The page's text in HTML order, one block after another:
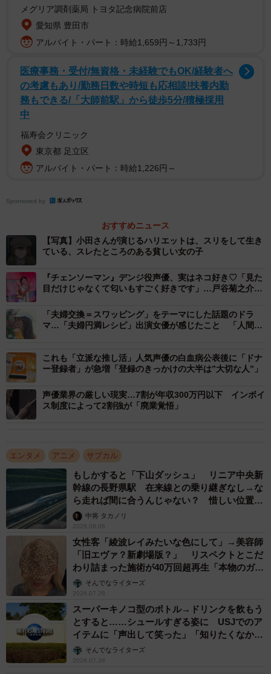
ーー本作は、『デスノート』から『チェンソーマン』まで
多くのヒット作を生んできた”人間”と”悪魔”がコンビを組
小田 たしかに、キャラクターどうしの関係性は共通する
ところがあります。『ノケモノたちの夜』でも、全体のテ
キーワードのひとつです。
時代も、視聴者さんも「関係の深まり」を求めているのか
人間と悪魔。対価を支払う契約相手でもあり、相棒でもあ
るという。それぞれの事情で「ノケモノ」になっている同
士が、孤独を持ちよる物語でもあります。
役作りの秘密
ーー小田さんが演じるハリエットは、『リバーサイド・マ
ーダー』編のメインキャラですね。原作ファンからは屈指
の名エピソードと言われていますが......
小田 私が演じるハリエットはスリをして生きている、ス
レたところのある貧しい女の子。オーディションでは別の
役を受けたのですが、ハリエット役をお願いしたいと言わ
れまして。本当にこういうことってあるんだと思いました
（笑）。
メグリア調剤薬局 トヨタ記念病院前店
愛知県 豊田市
アルバイト・パート：時給1,659円～1,733円
医療事務・受付/無資格・未経験でもOK/経験者へ
の考慮もあり/勤務日数や時短も応相談!扶養内勤
務もできる/「大師前駅」から徒歩5分/積極採用
中
福寿会クリニック
東京都 足立区
アルバイト・パート：時給1,226円～
Sponsored by
おすすめニュース
【写真】小田さんが演じるハリエットは、スリをして生き
ている、スレたところのある貧しい女の子
『チェンソーマン』デンジ役声優、実はネコ好き♡「見た
目だけじゃなくて匂いもすごく好きです」…戸谷菊之介を
「夫婦交換＝スワッピング」をテーマにした話題のドラ
マ…「夫婦円満レシピ」出演女優が感じたこと 「人間っ
これも「立派な推し活」人気声優の白血病公表後に「ドナ
ー登録者」が急増「登録のきっかけの大半は”大切な人”」
声優業界の厳しい現実…7割が年収300万円以下 インボイ
ス制度によって2割強が「廃業覚悟」
エンタメ アニメ サブカル
もしかすると「下山ダッシュ」 リニア中央新
幹線の長野県駅 在来線との乗り継ぎなし→な
ら走れば間に合うんじゃない？ 惜しい位置関
係が反響
中将 タカノリ
2026.08.06
女性客「綾波レイみたいな色にして」→美容師
「旧エヴァ？新劇場版？」 リスペクトとこだ
わり詰まった施術が40万回超再生「本物のガチ
勢」そんでなライターズ
2026.07.28
スーパーキノコ型のボトル→ドリンクを飲もう
とすると……シュールすぎる姿に USJでのア
イテムに「声出して笑った」「知りたくなかっ
た真実」
そんでなライターズ
2026.07.28